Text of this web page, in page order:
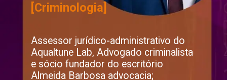
Assessor jurídico-administrativo do
Aqualtune Lab, Advogado criminalista
e sócio fundador do escritório
Almeida Barbosa advocacia;
[Criminologia]